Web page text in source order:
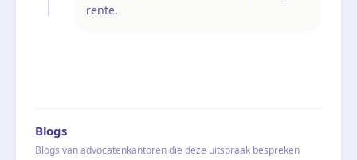
rente.
Blogs
Blogs van advocatenkantoren die deze uitspraak bespreken